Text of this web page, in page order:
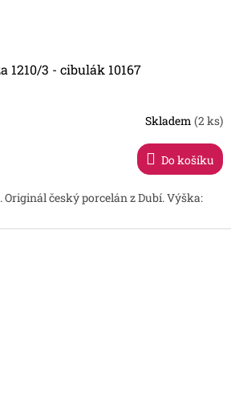
1210/3 - cibulák 10167
Skladem (2 ks)
Do košíku
Originál český porcelán z Dubí. Výška: